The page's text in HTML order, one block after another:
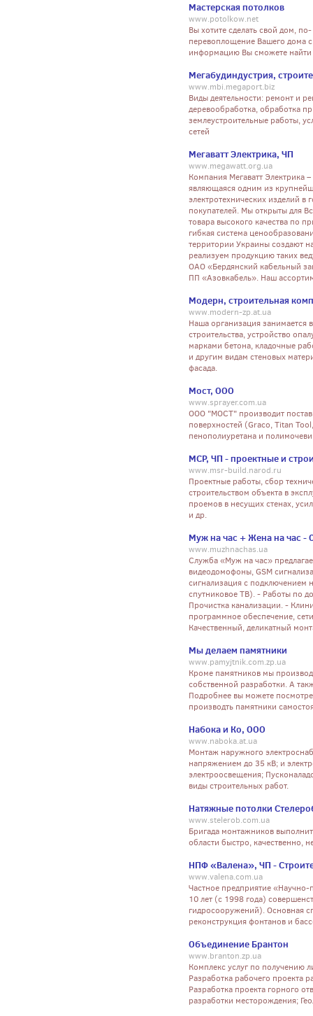
Мастерская потолков
www.potolkow.net
Вы хотите сделать свой дом,
перевоплощение Вашего дома
информацию Вы сможете найти
Мегабудиндустрия,
www.mbi.megaport.biz
Виды деятельности: ремонт и
деревообработка, обработка
землеустроительные работы,
сетей
Мегаватт Электрика, ЧП
www.megawatt.org.ua
Компания Мегаватт Электрика
являющаяся одним из
электротехнических изделий
покупателей. Мы открыты для
товара высокого качества по
гибкая система
территории Украины создают
реализуем продукцию таких
ОАО «Бердянский кабельный
ПП «Азовкабель». Наш
Модерн, строительная
www.modern-zp.at.ua
Наша организация занимается
строительства, устройство
марками бетона, кладочные
и другим видам стеновых
фасада.
Мост, ООО
www.sprayer.com.ua
ООО "МОСТ" производит
поверхностей (Graco, Titan
пенополиуретана и
МСР, ЧП - проектные и
www.msr-build.narod.ru
Проектные работы, сбор
строительством объекта в
проемов в несущих стенах,
и др.
Муж на час + Жена на час
www.muzhnachas.ua
Служба «Муж на час»
видеодомофоны, GSM
сигнализация с подключением
спутниковое ТВ). - Работы по
Прочистка канализации. -
программное обеспечение,
Качественный, деликатный
Мы делаем памятники
www.pamyjtnik.com.zp.ua
Кроме памятников мы
собственной разработки. А
Подробнее вы можете
производть памятники
Набока и Ко, ООО
www.naboka.at.ua
Монтаж наружного
напряжением до 35 кВ; и
электроосвещения;
виды строительных работ.
Натяжные потолки
www.stelerob.com.ua
Бригада монтажников
области быстро, качественно,
НПФ «Валена», ЧП -
www.valena.com.ua
Частное предприятие
10 лет (c 1998 года)
гидросооружений). Основная
реконструкция фонтанов и
Объединение Брантон
www.branton.zp.ua
Комплекс услуг по получению
Разработка рабочего проекта
Разработка проекта горного
разработки месторождения;